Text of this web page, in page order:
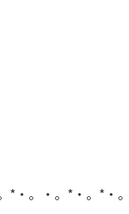
*・。・。*・。*・